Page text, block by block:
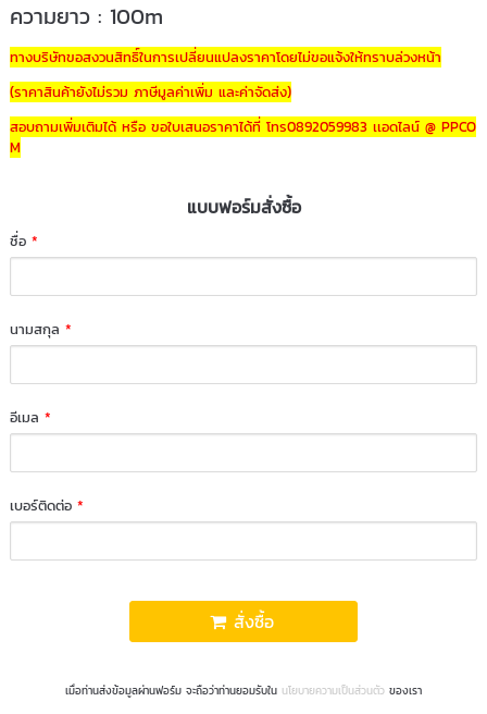
ความยาว : 100m
ทางบริษัทขอสงวนสิทธิ์ในการเปลี่ยนแปลงราคาโดยไม่ขอแจ้งให้ทราบล่วงหน้า
(ราคาสินค้ายังไม่รวม ภาษีมูลค่าเพิ่ม และค่าจัดส่ง)
สอบถามเพิ่มเติมได้ หรือ ขอใบเสนอราคาได้ที่ โทร0892059983 เเอดไลน์ @ PPCO
M
แบบฟอร์มสั่งซื้อ
ชื่อ*
นามสกุล*
อีเมล*
เบอร์ติดต่อ*
สั่งซื้อ
เมื่อท่านส่งข้อมูลผ่านฟอร์ม จะถือว่าท่านยอมรับใน นโยบายความเป็นส่วนตัว ของเรา